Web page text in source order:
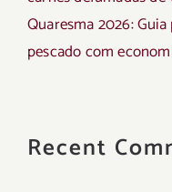
Quaresma 2026:
pescado com
Recent